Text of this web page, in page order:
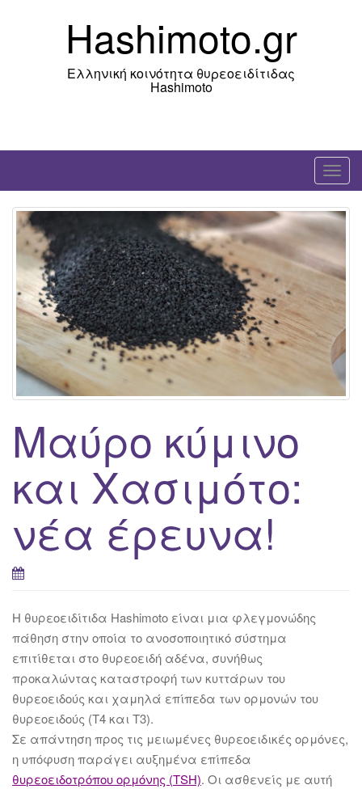
Hashimoto.gr
Ελληνική κοινότητα θυρεοειδίτιδας
Hashimoto
T
o
g
e
n
a
v
g
a
Μαύρο κύμινο
και Χασιμότο:
νέα έρευνα!
Η θυρεοειδίτιδα Hashimoto είναι μια φλεγμονώδης
πάθηση στην οποία το ανοσοποιητικό σύστημα
επιτίθεται στο θυρεοειδή αδένα, συνήθως
προκαλώντας καταστροφή των κυττάρων του
θυρεοειδούς και χαμηλά επίπεδα των ορμονών του
θυρεοειδούς (Τ4 και Τ3).
Σε απάντηση προς τις μειωμένες θυρεοειδικές ορμόνες,
η υπόφυση παράγει αυξημένα επίπεδα
θυρεοειδοτρόπου ορμόνης (TSH). Οι ασθενείς με αυτή